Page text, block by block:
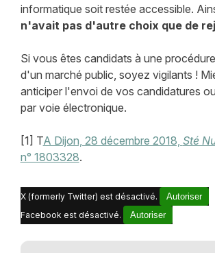
informatique soit restée accessible.
n'avait pas d'autre choix que de
Si vous êtes candidats à une
d'un marché public, soyez vigilants !
anticiper l'envoi de vos candidatures
par voie électronique.
[1] TA Dijon, 28 décembre 2018, Sté
n° 1803328.
X (formerly Twitter) est désactivé.
Autoriser
Facebook est désactivé.
Autoriser